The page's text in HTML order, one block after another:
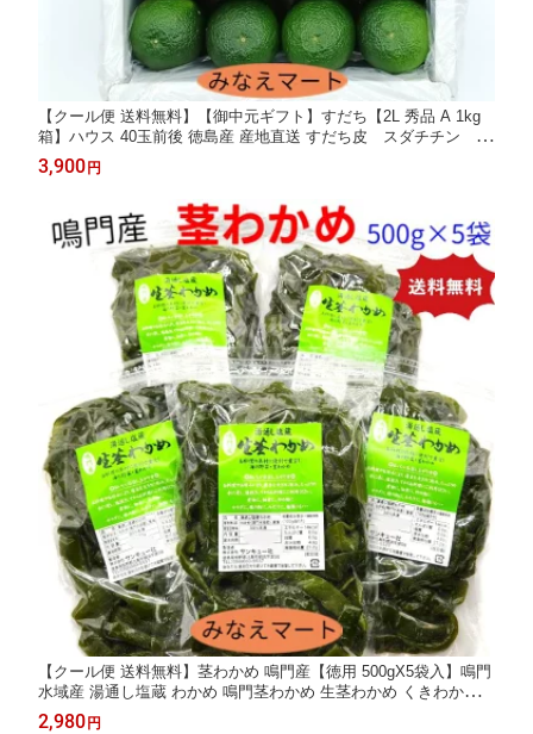
【クール便 送料無料】【御中元ギフト】すだち【2L 秀品 A 1kg
箱】ハウス 40玉前後 徳島産 産地直送 すだち皮 スダチチン す
だち酢/ すだち果汁/柑橘/スダチ みなえマート 特選品【北海道,沖
縄は送料別途900円】
3,900円
【クール便 送料無料】茎わかめ 鳴門産【徳用 500gX5袋入】鳴門
水域産 湯通し塩蔵 わかめ 鳴門茎わかめ 生茎わかめ くきわかめ
【サンキュー社】
2,980円